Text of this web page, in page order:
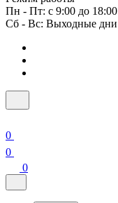
Пн - Пт: с 9:00 до 18:00
Сб - Вс: Выходные дни
0
0
0